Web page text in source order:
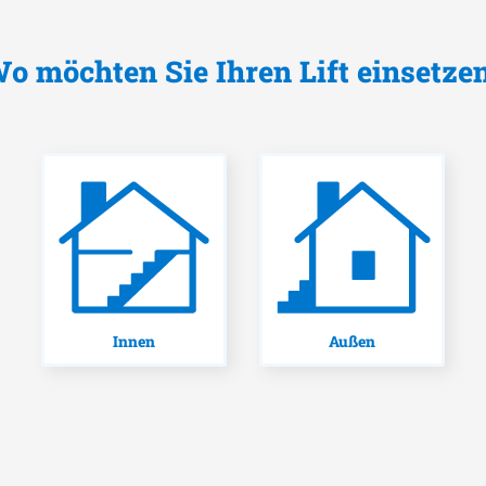
möchten Sie Ihren Lift
Innen Außen